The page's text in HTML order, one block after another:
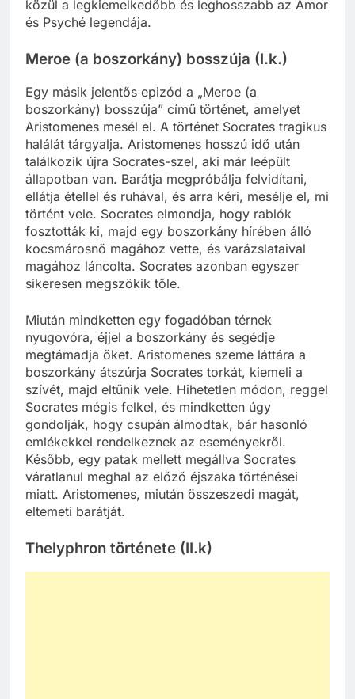
közül a legkiemelkedőbb és leghosszabb az Ámor
és Psyché legendája.
Meroe (a boszorkány) bosszúja (I.k.)
Egy másik jelentős epizód a „Meroe (a
boszorkány) bosszúja” című történet, amelyet
Aristomenes mesél el. A történet Socrates tragikus
halálát tárgyalja. Aristomenes hosszú idő után
találkozik újra Socrates-szel, aki már leépült
állapotban van. Barátja megpróbálja felvidítani,
ellátja étellel és ruhával, és arra kéri, mesélje el, mi
történt vele. Socrates elmondja, hogy rablók
fosztották ki, majd egy boszorkány hírében álló
kocsmárosnő magához vette, és varázslataival
magához láncolta. Socrates azonban egyszer
sikeresen megszökik tőle.
Miután mindketten egy fogadóban térnek
nyugovóra, éjjel a boszorkány és segédje
megtámadja őket. Aristomenes szeme láttára a
boszorkány átszúrja Socrates torkát, kiemeli a
szívét, majd eltűnik vele. Hihetetlen módon, reggel
Socrates mégis felkel, és mindketten úgy
gondolják, hogy csupán álmodtak, bár hasonló
emlékekkel rendelkeznek az eseményekről.
Később, egy patak mellett megállva Socrates
váratlanul meghal az előző éjszaka történései
miatt. Aristomenes, miután összeszedi magát,
eltemeti barátját.
Thelyphron története (II.k)